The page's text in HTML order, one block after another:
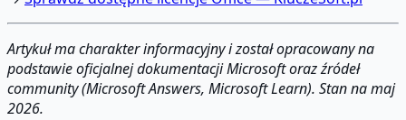
Artykuł ma charakter informacyjny i został opracowany na
podstawie oficjalnej dokumentacji Microsoft oraz źródeł
community (Microsoft Answers, Microsoft Learn). Stan na maj
2026.